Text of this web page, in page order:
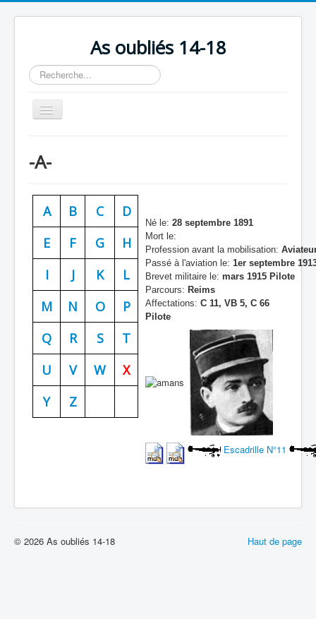
As oubliés 14-18
Rechercher
Basculer
la
Chronologie
Escadrilles
Organisation
Avions
Formation
Doctrines
Batailles
Cahiers des As
-A-
A B C
D
E
F G
H
I
J K
L
M
N O
P
Q
R S
T
U
V W
X
Y
Z
Né le: 28 septembre 1891
Mort le:
Profession avant la mobilisation:
Passé à l'aviation le: 1er septembre
Brevet militaire le: mars 1915 Pilote
Parcours: Reims
Affectations: C 11, VB 5, C 66
Pilote
Escadrille N°11
Haut de page
© 2026 As oubliés 14-18